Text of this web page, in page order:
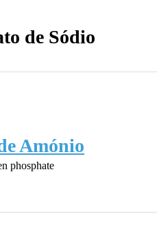
de Sódio
Amónio
phosphate